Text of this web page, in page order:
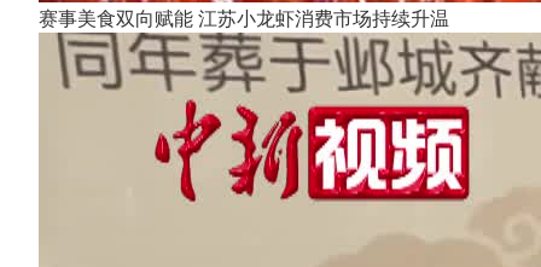
赛事美食双向赋能 江苏小龙虾消费市场持续升温